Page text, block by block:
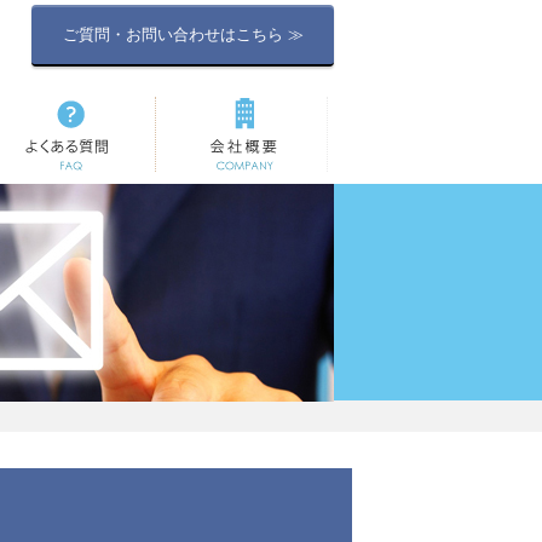
ご質問・お問い合わせはこちら ≫
よくある質問 会社概要